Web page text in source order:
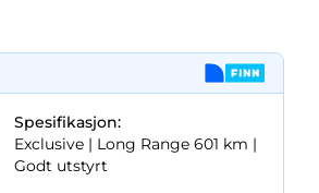
Spesifikasjon:
Exclusive | Long Range 601 km |
Godt utstyrt